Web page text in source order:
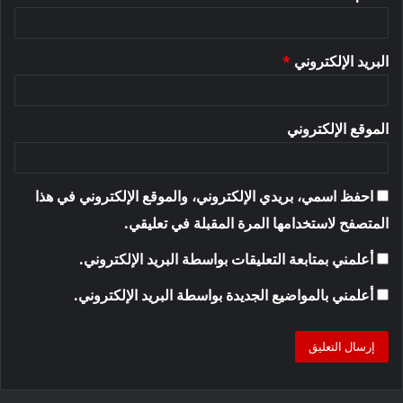
البريد الإلكتروني *
الموقع الإلكتروني
احفظ اسمي، بريدي الإلكتروني، والموقع الإلكتروني في هذا
المتصفح لاستخدامها المرة المقبلة في تعليقي.
أعلمني بمتابعة التعليقات بواسطة البريد الإلكتروني.
أعلمني بالمواضيع الجديدة بواسطة البريد الإلكتروني.